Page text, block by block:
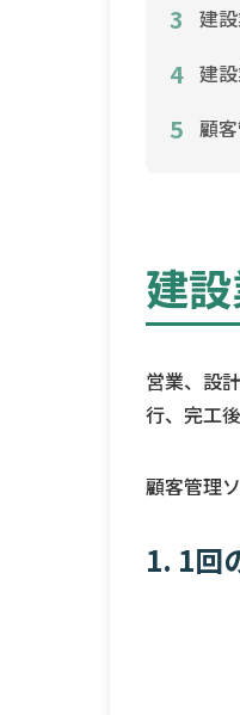
3 建
4 建
5 顧
建
営業、設
行、完工
顧客管理
1. 1回